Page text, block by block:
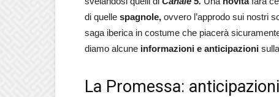
di quelle spagnole, ovvero l’approdo sui nostri
saga iberica in costume che piacerà
diamo alcune informazioni e anticipazioni
La Promessa: